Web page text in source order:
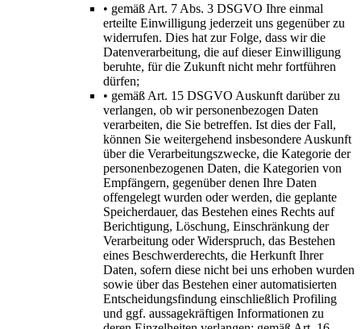
• gemäß Art. 7 Abs. 3 DSGVO Ihre einmal
erteilte Einwilligung jederzeit uns gegenüber zu
widerrufen. Dies hat zur Folge, dass wir die
Datenverarbeitung, die auf dieser Einwilligung
beruhte, für die Zukunft nicht mehr fortführen
dürfen;
• gemäß Art. 15 DSGVO Auskunft darüber zu
verlangen, ob wir personenbezogen Daten
verarbeiten, die Sie betreffen. Ist dies der Fall,
können Sie weitergehend insbesondere Auskunft
über die Verarbeitungszwecke, die Kategorie der
personenbezogenen Daten, die Kategorien von
Empfängern, gegenüber denen Ihre Daten
offengelegt wurden oder werden, die geplante
Speicherdauer, das Bestehen eines Rechts auf
Berichtigung, Löschung, Einschränkung der
Verarbeitung oder Widerspruch, das Bestehen
eines Beschwerderechts, die Herkunft Ihrer
Daten, sofern diese nicht bei uns erhoben wurden
sowie über das Bestehen einer automatisierten
Entscheidungsfindung einschließlich Profiling
und ggf. aussagekräftigen Informationen zu